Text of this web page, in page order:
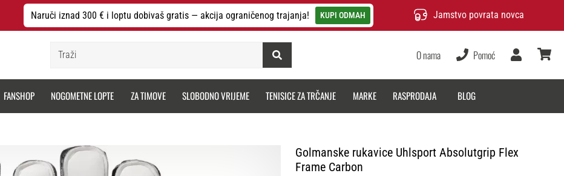
Naruči iznad 300 € i loptu dobivaš gratis — akcija ograničenog trajanja! KUPI ODMAH Jamstvo povrata novca
O nama Pomoć
Korisnik
FANSHOP NOGOMETNE LOPTE ZA TIMOVE SLOBODNO VRIJEME TENISICE ZA TRČANJE MARKE RASPRODAJA BLOG
Golmanske rukavice Uhlsport Absolutgrip Flex
Frame Carbon